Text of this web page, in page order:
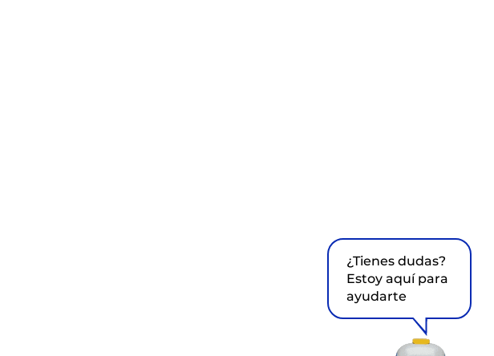
¿Tienes dudas?
Estoy aquí para
ayudarte